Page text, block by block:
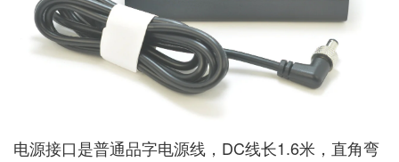
电源接口是普通品字电源线，DC线长1.6米，直角弯